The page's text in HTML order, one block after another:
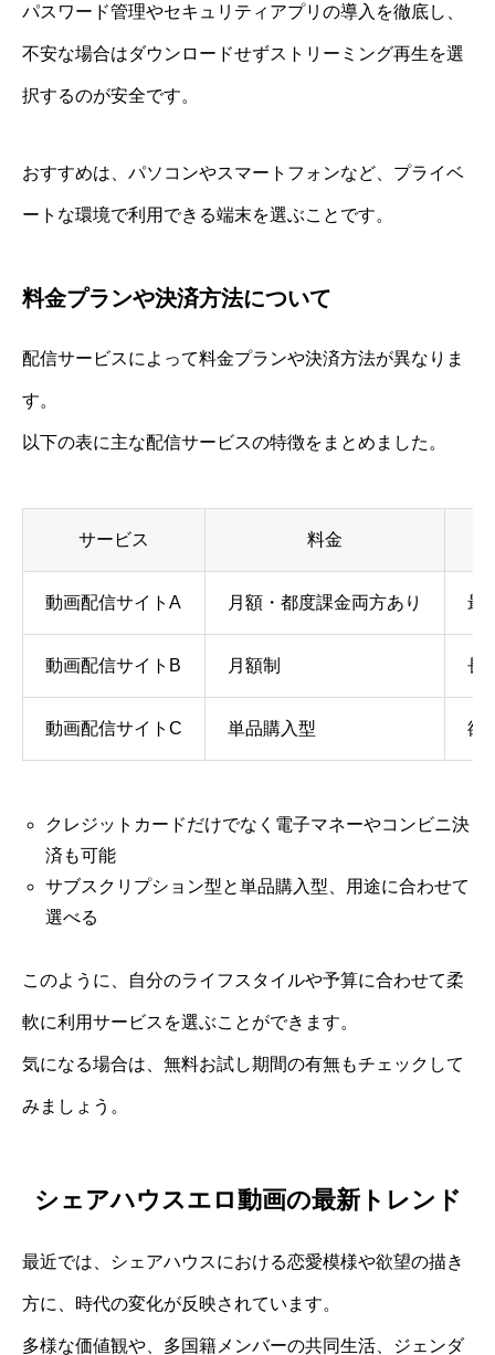
パスワード管理やセキュリティアプリの導入を徹底し、
不安な場合はダウンロードせずストリーミング再生を選
択するのが安全です。
おすすめは、パソコンやスマートフォンなど、プライベ
ートな環境で利用できる端末を選ぶことです。
料金プランや決済方法について
配信サービスによって料金プランや決済方法が異なりま
す。
以下の表に主な配信サービスの特徴をまとめました。
サービス 料金
動画配信サイトA 月額・都度課金両方あり 最
動画配信サイトB 月額制 長
動画配信サイトC 単品購入型 欲
クレジットカードだけでなく電子マネーやコンビニ決
済も可能
サブスクリプション型と単品購入型、用途に合わせて
選べる
このように、自分のライフスタイルや予算に合わせて柔
軟に利用サービスを選ぶことができます。
気になる場合は、無料お試し期間の有無もチェックして
みましょう。
シェアハウスエロ動画の最新トレンド
最近では、シェアハウスにおける恋愛模様や欲望の描き
方に、時代の変化が反映されています。
多様な価値観や、多国籍メンバーの共同生活、ジェンダ